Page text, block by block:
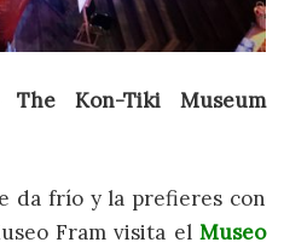
Kon-Tiki Museum
da frío y la prefieres con
Fram visita el Museo